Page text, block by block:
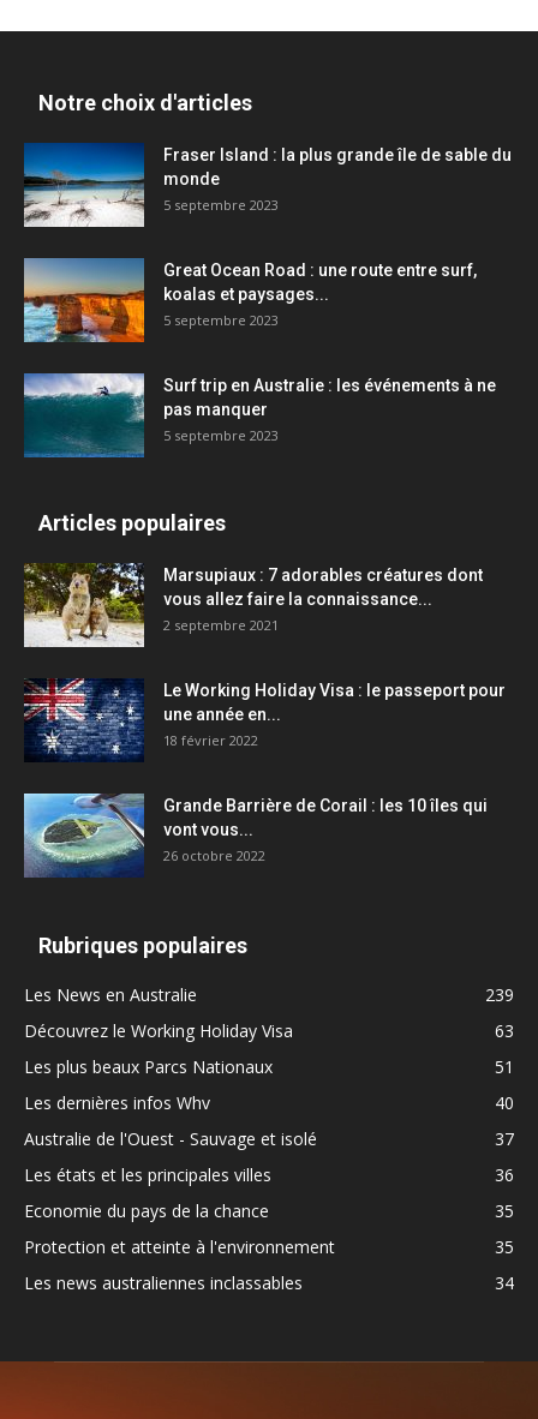
Notre choix d'articles
Fraser Island : la plus grande île de sable du
monde
5 septembre 2023
Great Ocean Road : une route entre surf,
koalas et paysages...
5 septembre 2023
Surf trip en Australie : les événements à ne
pas manquer
5 septembre 2023
Articles populaires
Marsupiaux : 7 adorables créatures dont
vous allez faire la connaissance...
2 septembre 2021
Le Working Holiday Visa : le passeport pour
une année en...
18 février 2022
Grande Barrière de Corail : les 10 îles qui
vont vous...
26 octobre 2022
Rubriques populaires
Les News en Australie
239
Découvrez le Working Holiday Visa
63
Les plus beaux Parcs Nationaux
51
Les dernières infos Whv
40
Australie de l'Ouest - Sauvage et isolé
37
Les états et les principales villes
36
Economie du pays de la chance
35
Protection et atteinte à l'environnement
35
Les news australiennes inclassables
34